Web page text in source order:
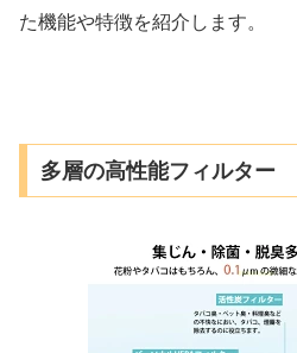
た機能や特徴を紹介します。
多層の高性能フィルター